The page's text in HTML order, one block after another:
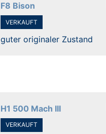
F8 Bison
VERKAUFT
guter originaler Zustand
H1 500 Mach III
VERKAUFT